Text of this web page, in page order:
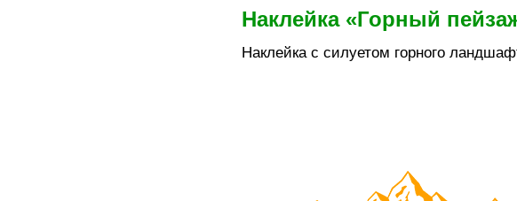
Наклейка «Горный
Наклейка с силуетом горного